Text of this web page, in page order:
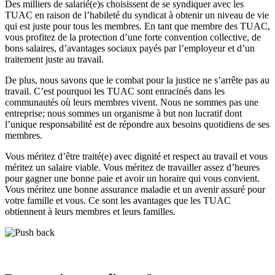
Des milliers de salarié(e)s choisissent de se syndiquer avec les
TUAC en raison de l’habileté du syndicat à obtenir un niveau de vie
qui est juste pour tous les membres. En tant que membre des TUAC,
vous profitez de la protection d’une forte convention collective, de
bons salaires, d’avantages sociaux payés par l’employeur et d’un
traitement juste au travail.
De plus, nous savons que le combat pour la justice ne s’arrête pas au
travail. C’est pourquoi les TUAC sont enracinés dans les
communautés où leurs membres vivent. Nous ne sommes pas une
entreprise; nous sommes un organisme à but non lucratif dont
l’unique responsabilité est de répondre aux besoins quotidiens de ses
membres.
Vous méritez d’être traité(e) avec dignité et respect au travail et vous
méritez un salaire viable. Vous méritez de travailler assez d’heures
pour gagner une bonne paie et avoir un horaire qui vous convient.
Vous méritez une bonne assurance maladie et un avenir assuré pour
votre famille et vous. Ce sont les avantages que les TUAC
obtiennent à leurs membres et leurs familles.